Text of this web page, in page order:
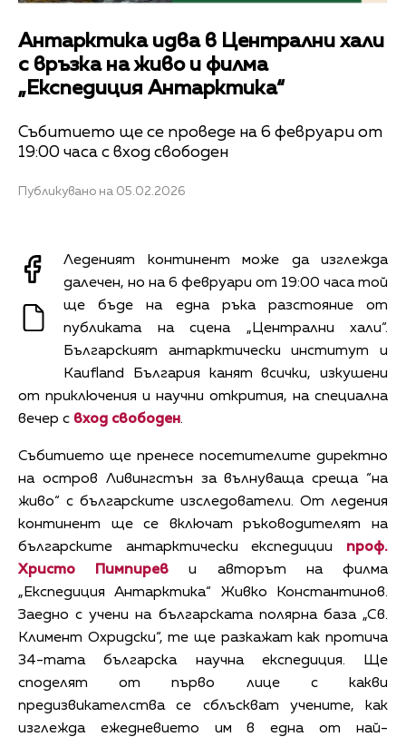
Антарктика идва в Централни хали
с връзка на живо и филма
„Експедиция Антарктика“
Събитието ще се проведе на 6 февруари от
19:00 часа с вход свободен
Публикувано на 05.02.2026
Леденият континент може да изглежда
далечен, но на 6 февруари от 19:00 часа той
ще бъде на една ръка разстояние от
публиката на сцена „Централни хали“.
Българският антарктически институт и
Kaufland България канят всички, изкушени
от приключения и научни открития, на специална
вечер с вход свободен.
Събитието ще пренесе посетителите директно
на остров Ливингстън за вълнуваща среща “на
живо“ с българските изследователи. От ледения
континент ще се включат ръководителят на
българските антарктически експедиции проф.
Христо Пимпирев и авторът на филма
„Експедиция Антарктика“ Живко Константинов.
Заедно с учени на българската полярна база „Св.
Климент Охридски“, те ще разкажат как протича
34-тата българска научна експедиция. Ще
споделят от първо лице с какви
предизвикателства се сблъскват учените, как
изглежда ежедневието им в една от най-